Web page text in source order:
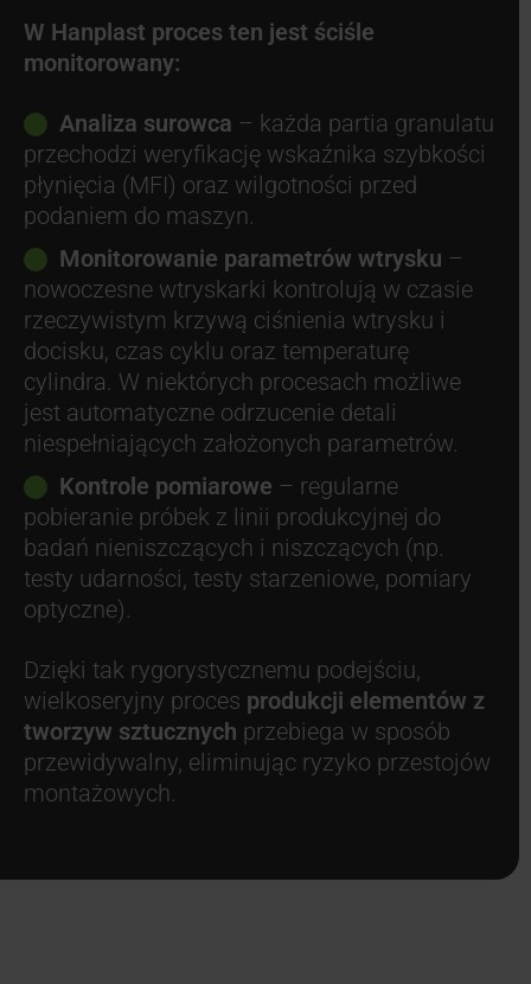
W Hanplast proces ten jest ściśle
monitorowany:
Analiza surowca – każda partia granulatu
przechodzi weryfikację wskaźnika szybkości
płynięcia (MFI) oraz wilgotności przed
podaniem do maszyn.
Monitorowanie parametrów wtrysku –
nowoczesne wtryskarki kontrolują w czasie
rzeczywistym krzywą ciśnienia wtrysku i
docisku, czas cyklu oraz temperaturę
cylindra. W niektórych procesach możliwe
jest automatyczne odrzucenie detali
niespełniających założonych parametrów.
Kontrole pomiarowe – regularne
pobieranie próbek z linii produkcyjnej do
badań nieniszczących i niszczących (np.
testy udarności, testy starzeniowe, pomiary
optyczne).
Dzięki tak rygorystycznemu podejściu,
wielkoseryjny proces produkcji elementów z
tworzyw sztucznych przebiega w sposób
przewidywalny, eliminując ryzyko przestojów
montażowych.